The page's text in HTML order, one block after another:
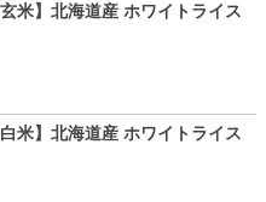
米】北海道産 ホワイトライス
米】北海道産 ホワイトライス